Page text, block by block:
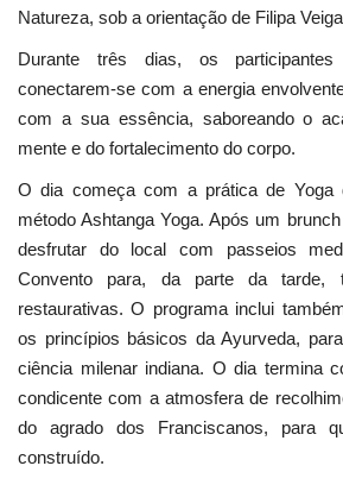
Natureza, sob a orientação de Filipa
Durante três dias, os
conectarem-se com a energia
com a sua essência, saboreando o
mente e do fortalecimento do corpo.
O dia começa com a prática de Yoga
método Ashtanga Yoga. Após um
desfrutar do local com passeios
Convento para, da parte da tarde,
restaurativas. O programa inclui
os princípios básicos da Ayurveda,
ciência milenar indiana. O dia termina
condicente com a atmosfera de
do agrado dos Franciscanos, para
construído.